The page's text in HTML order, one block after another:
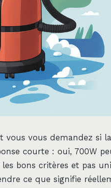
vous vous demandez si
courte : oui, 700W
bons critères et pas
ce que signifie